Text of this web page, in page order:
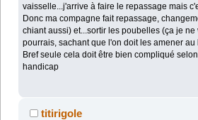
vaisselle...j'arrive à faire le repassage mais
Donc ma compagne fait repassage,
chiant aussi) et...sortir les poubelles (ça je ne
pourrais, sachant que l'on doit les amener
Bref seule cela doit être bien compliqué
handicap
titirigole